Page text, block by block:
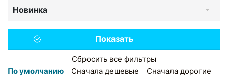
Новинка
Сбросить все фильтры
По умолчанию
Сначала дешевые Сначала дорогие